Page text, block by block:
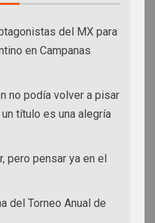
del MX para
en Campanas
no podía volver a pisar
título es una alegría
pero pensar ya en el
del Torneo Anual de